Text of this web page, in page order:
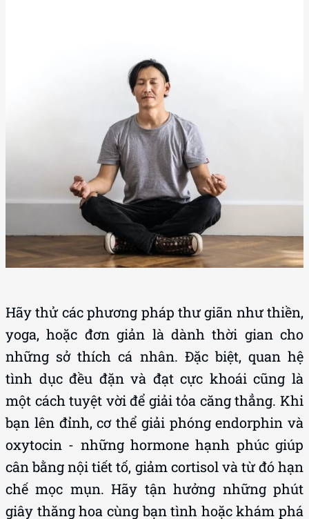
Hãy thử các phương pháp thư giãn như thiền,
yoga, hoặc đơn giản là dành thời gian cho
những sở thích cá nhân. Đặc biệt, quan hệ
tình dục đều đặn và đạt cực khoái cũng là
một cách tuyệt vời để giải tỏa căng thẳng. Khi
bạn lên đỉnh, cơ thể giải phóng endorphin và
oxytocin - những hormone hạnh phúc giúp
cân bằng nội tiết tố, giảm cortisol và từ đó hạn
chế mọc mụn. Hãy tận hưởng những phút
giây thăng hoa cùng bạn tình hoặc khám phá